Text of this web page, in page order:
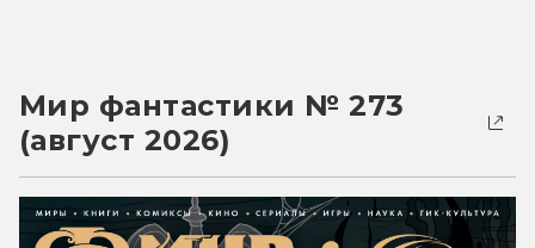
Мир фантастики № 273
(август 2026)